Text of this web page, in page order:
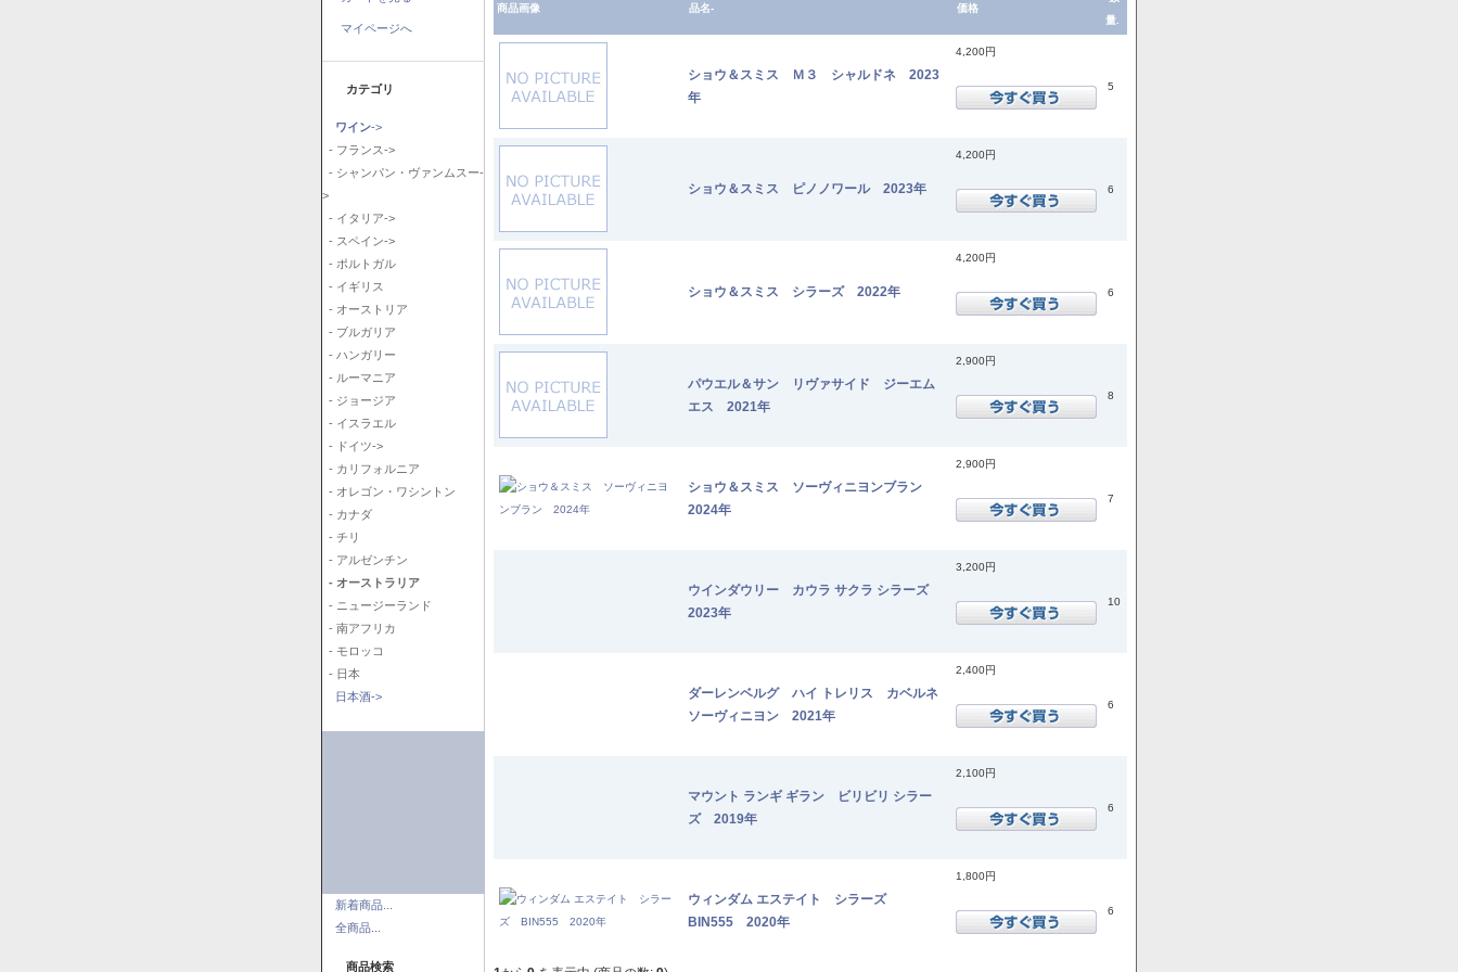
マイページへ
カテゴリ
ワイン->
- フランス->
- シャンパン・ヴァンムスー-
>
- イタリア->
- スペイン->
- ポルトガル
- イギリス
- オーストリア
- ブルガリア
- ハンガリー
- ルーマニア
- ジョージア
- イスラエル
- ドイツ->
- カリフォルニア
- オレゴン・ワシントン
- カナダ
- チリ
- アルゼンチン
- オーストラリア
- ニュージーランド
- 南アフリカ
- モロッコ
- 日本
日本酒->
新着商品...
全商品...
商品検索
商品画像 品名- 価格
量.
ショウ＆スミス Ｍ３ シャルドネ 2023
年
4,200円
5
ショウ＆スミス ピノノワール 2023年
4,200円
6
ショウ＆スミス シラーズ 2022年
4,200円
6
パウエル＆サン リヴァサイド ジーエム
エス 2021年
2,900円
8
ショウ＆スミス ソーヴィニヨンブラン
2024年
2,900円
7
ウインダウリー カウラ サクラ シラーズ
2023年
3,200円
10
ダーレンベルグ ハイ トレリス カベルネ
ソーヴィニヨン 2021年
2,400円
6
マウント ランギ ギラン ビリビリ シラー
ズ 2019年
2,100円
6
ウィンダム エステイト シラーズ
BIN555 2020年
1,800円
6